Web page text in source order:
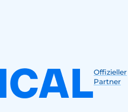
Offizieller
Partner